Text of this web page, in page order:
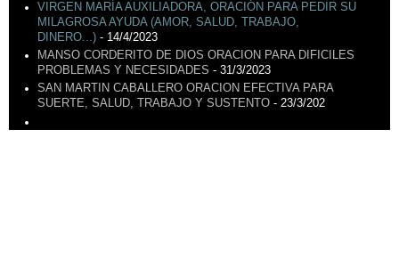
VIRGEN MARÍA AUXILIADORA, ORACIÓN PARA PEDIR SU
MILAGROSA AYUDA (AMOR, SALUD, TRABAJO,
DINERO...)- 14/4/2023
MANSO CORDERITO DE DIOS ORACION PARA DIFICILES
PROBLEMAS Y NECESIDADES - 31/3/2023
SAN MARTIN CABALLERO ORACION EFECTIVA PARA
SUERTE, SALUD, TRABAJO Y SUSTENTO- 23/3/202